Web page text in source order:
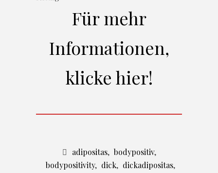
Für mehr
Informationen,
klicke hier!
adipositas, bodypositiv,
bodypositivity, dick, dickadipositas,